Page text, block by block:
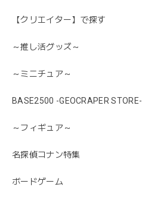
【クリエイター】で探す
～推し活グッズ～
～ミニチュア～
BASE2500 -GEOCRAPER STORE-
～フィギュア～
名探偵コナン特集
ボードゲーム